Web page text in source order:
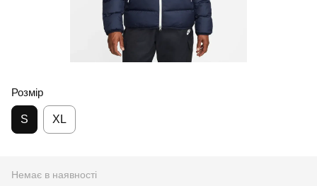
Розмір
S XL
Немає в наявності